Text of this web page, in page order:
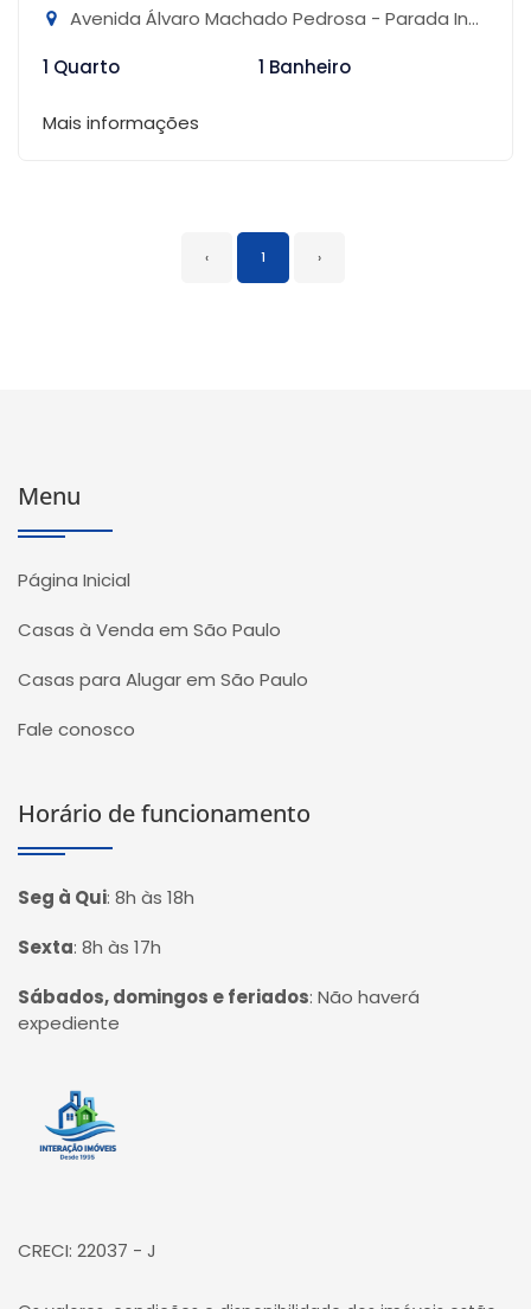
Avenida Álvaro Machado Pedrosa - Parada Inglesa, São Paulo-SP
1 Quarto
1 Banheiro
Mais informações
‹ 1 ›
Menu
Página Inicial
Casas à Venda em São Paulo
Casas para Alugar em São Paulo
Fale conosco
Horário de funcionamento
Seg à Qui: 8h às 18h
Sexta: 8h às 17h
Sábados, domingos e feriados: Não haverá
expediente
Página inicial
CRECI: 22037 - J